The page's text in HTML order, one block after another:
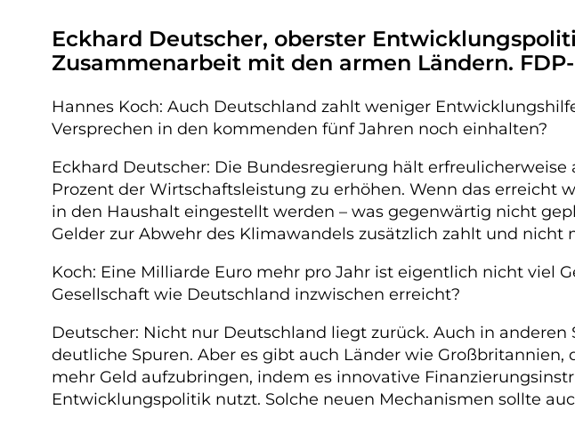
Eckhard Deutscher, oberster
Zusammenarbeit mit den armen Ländern.
Hannes Koch: Auch Deutschland zahlt weniger
Versprechen in den kommenden fünf Jahren noch einhalten?
Eckhard Deutscher: Die Bundesregierung hält
Prozent der Wirtschaftsleistung zu erhöhen. Wenn das erreicht
in den Haushalt eingestellt werden – was gegenwärtig nicht
Gelder zur Abwehr des Klimawandels zusätzlich zahlt und
Koch: Eine Milliarde Euro mehr pro Jahr ist eigentlich nicht viel
Gesellschaft wie Deutschland inzwischen erreicht?
Deutscher: Nicht nur Deutschland liegt zurück. Auch in
deutliche Spuren. Aber es gibt auch Länder wie
mehr Geld aufzubringen, indem es innovative
Entwicklungspolitik nutzt. Solche neuen Mechanismen sollte